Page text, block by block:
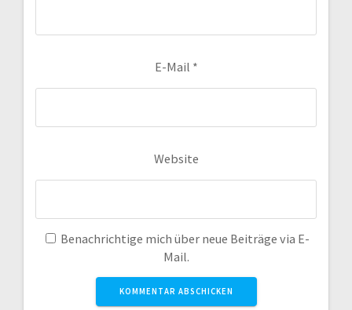
E-Mail *
Website
Benachrichtige mich über neue Beiträge via E-
Mail.